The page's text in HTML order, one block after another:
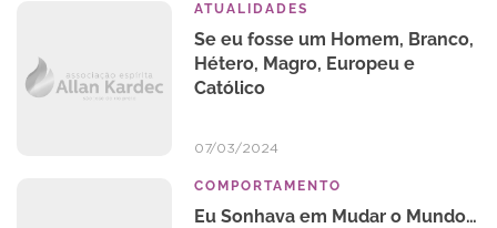
ATUALIDADES
Se eu fosse um Homem, Branco,
Hétero, Magro, Europeu e
Católico
07/03/2024
COMPORTAMENTO
Eu Sonhava em Mudar o Mundo…